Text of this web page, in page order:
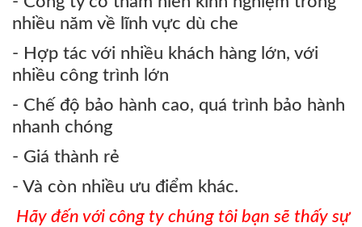
nhiều năm về lĩnh vực dù che
- Hợp tác với nhiều khách hàng lớn, với
nhiều công trình lớn
- Chế độ bảo hành cao, quá trình bảo hành
nhanh chóng
- Giá thành rẻ
- Và còn nhiều ưu điểm khác.
Hãy đến với công ty chúng tôi bạn sẽ thấy sự